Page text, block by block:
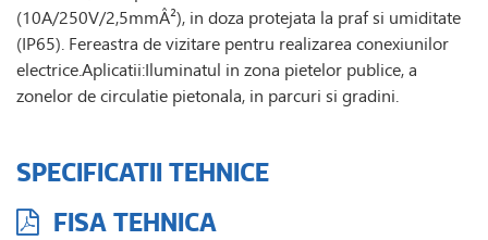
(10A/250V/2,5mmÂ²), in doza protejata la praf si umiditate
(IP65). Fereastra de vizitare pentru realizarea conexiunilor
electrice.Aplicatii:Iluminatul in zona pietelor publice, a
zonelor de circulatie pietonala, in parcuri si gradini.
SPECIFICATII TEHNICE
FISA TEHNICA